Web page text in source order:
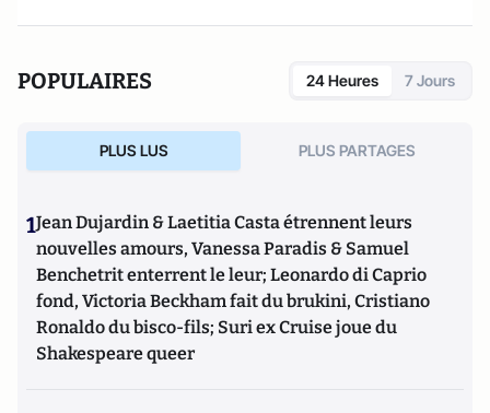
POPULAIRES 24 Heures 7 Jours
PLUS LUS PLUS PARTAGES
1Jean Dujardin & Laetitia Casta étrennent leurs
nouvelles amours, Vanessa Paradis & Samuel
Benchetrit enterrent le leur; Leonardo di Caprio
fond, Victoria Beckham fait du brukini, Cristiano
Ronaldo du bisco-fils; Suri ex Cruise joue du
Shakespeare queer